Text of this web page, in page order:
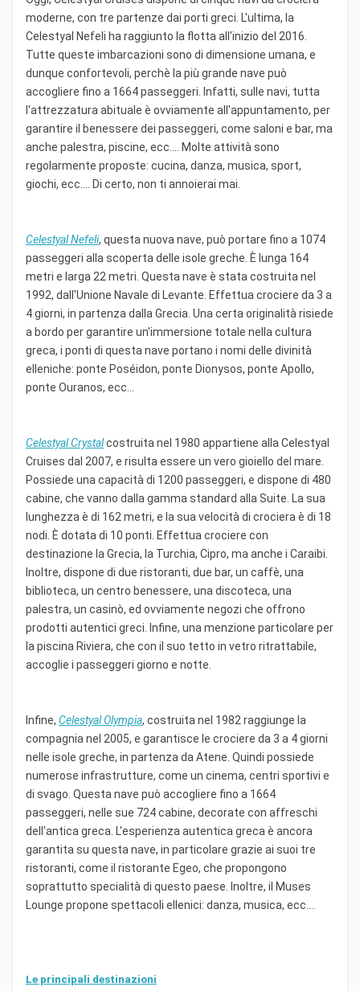
moderne, con tre partenze dai porti greci. L'ultima, la
Celestyal Nefeli ha raggiunto la flotta all'inizio del 2016.
Tutte queste imbarcazioni sono di dimensione umana, e
dunque confortevoli, perchè la più grande nave può
accogliere fino a 1664 passeggeri. Infatti, sulle navi, tutta
l'attrezzatura abituale è ovviamente all'appuntamento, per
garantire il benessere dei passeggeri, come saloni e bar, ma
anche palestra, piscine, ecc.... Molte attività sono
regolarmente proposte: cucina, danza, musica, sport,
giochi, ecc.... Di certo, non ti annoierai mai.
Celestyal Nefeli, questa nuova nave, può portare fino a 1074
passeggeri alla scoperta delle isole greche. È lunga 164
metri e larga 22 metri. Questa nave è stata costruita nel
1992, dall'Unione Navale di Levante. Effettua crociere da 3 a
4 giorni, in partenza dalla Grecia. Una certa originalità risiede
a bordo per garantire un'immersione totale nella cultura
greca, i ponti di questa nave portano i nomi delle divinità
elleniche: ponte Poséidon, ponte Dionysos, ponte Apollo,
ponte Ouranos, ecc...
Celestyal Crystalcostruita nel 1980 appartiene alla Celestyal
Cruises dal 2007, e risulta essere un vero gioiello del mare.
Possiede una capacità di 1200 passeggeri, e dispone di 480
cabine, che vanno dalla gamma standard alla Suite. La sua
lunghezza è di 162 metri, e la sua velocità di crociera è di 18
nodi. È dotata di 10 ponti. Effettua crociere con
destinazione la Grecia, la Turchia, Cipro, ma anche i Caraibi.
Inoltre, dispone di due ristoranti, due bar, un caffè, una
biblioteca, un centro benessere, una discoteca, una
palestra, un casinò, ed ovviamente negozi che offrono
prodotti autentici greci. Infine, una menzione particolare per
la piscina Riviera, che con il suo tetto in vetro ritrattabile,
accoglie i passeggeri giorno e notte.
Infine, Celestyal Olympia, costruita nel 1982 raggiunge la
compagnia nel 2005, e garantisce le crociere da 3 a 4 giorni
nelle isole greche, in partenza da Atene. Quindi possiede
numerose infrastrutture, come un cinema, centri sportivi e
di svago. Questa nave può accogliere fino a 1664
passeggeri, nelle sue 724 cabine, decorate con affreschi
dell'antica greca. L'esperienza autentica greca è ancora
garantita su questa nave, in particolare grazie ai suoi tre
ristoranti, come il ristorante Egeo, che propongono
soprattutto specialità di questo paese. Inoltre, il Muses
Lounge propone spettacoli ellenici: danza, musica, ecc....
Le principali destinazioni